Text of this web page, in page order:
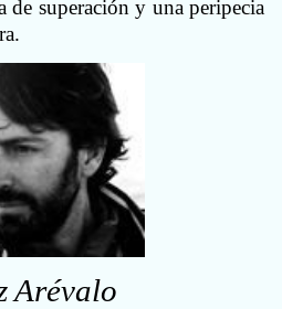
de superación y una peripecia
Arévalo